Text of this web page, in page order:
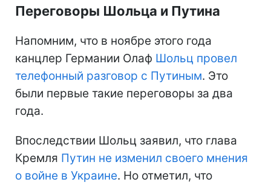
Переговоры Шольца и Путина
Напомним, что в ноябре этого года
канцлер Германии Олаф Шольц провел
телефонный разговор с Путиным. Это
были первые такие переговоры за два
года.
Впоследствии Шольц заявил, что глава
Кремля Путин не изменил своего мнения
о войне в Украине. Но отметил, что